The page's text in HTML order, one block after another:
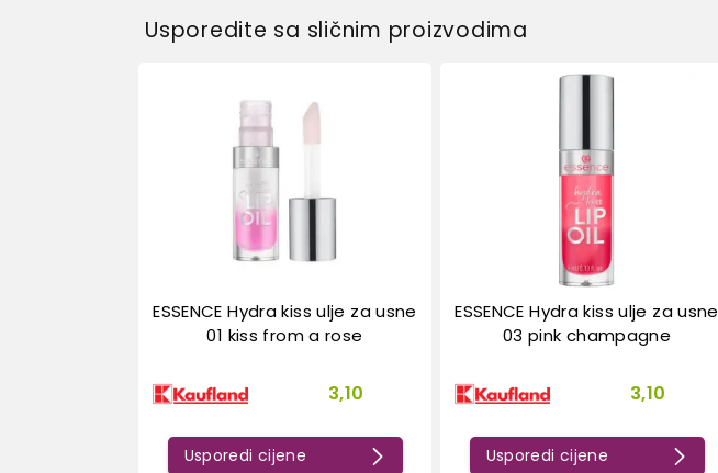
Usporedite sa sličnim proizvodima
ESSENCE Hydra kiss ulje za usne
01 kiss from a rose
3,10
Usporedi cijene
ESSENCE Hydra kiss ulje za usne
03 pink champagne
3,10
Usporedi cijene